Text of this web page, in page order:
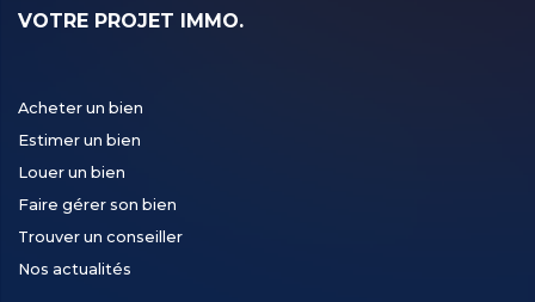
VOTRE PROJET IMMO.
Acheter un bien
Estimer un bien
Louer un bien
Faire gérer son bien
Trouver un conseiller
Nos actualités